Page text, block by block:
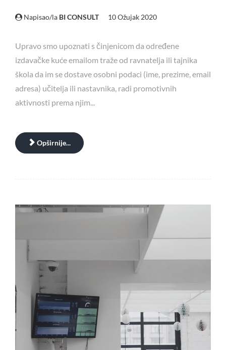
Napisao/la BI CONSULT 10 Ožujak 2020
Upravo smo upoznati s činjenicom da određene
izdavačke kuće emailom traže od ravnatelja ili tajnika
škola da im se dostave osobni podaci (ime, prezime, email
adresa) učitelja ili nastavnika, radi promotivnih
aktivnosti prema njim...
Opširnije...